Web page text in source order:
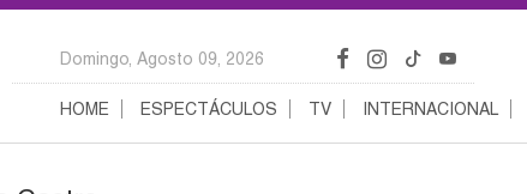
Domingo, Agosto 09, 2026
HOME ESPECTÁCULOS TV INTERNACIONAL